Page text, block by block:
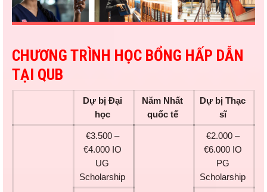
CHƯƠNG TRÌNH HỌC BỔNG HẤP DẪN
TẠI QUB
Dự bị Đại
học
Năm Nhất
quốc tế
Dự bị Thạc
sĩ
€3.500 –
€4.000 IO
UG
Scholarship
€2.000 –
€6.000 IO
PG
Scholarship